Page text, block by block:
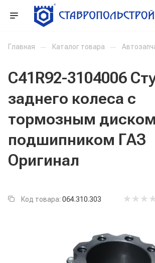
Главная — Каталог товара —
С41R92-3104006
заднего колеса с
тормозным
подшипником ГАЗ
Оригинал
Код товара: 064.310.303